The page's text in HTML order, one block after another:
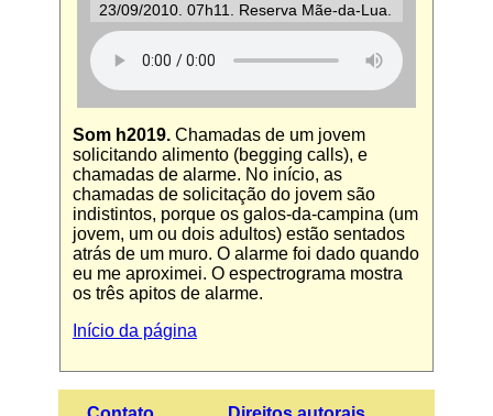
23/09/2010. 07h11. Reserva Mãe-da-Lua.
Som h2019.Chamadas de um jovem
solicitando alimento (begging calls), e
chamadas de alarme. No início, as
chamadas de solicitação do jovem são
indistintos, porque os galos-da-campina (um
jovem, um ou dois adultos) estão sentados
atrás de um muro. O alarme foi dado quando
eu me aproximei. O espectrograma mostra
os três apitos de alarme.
Início da página